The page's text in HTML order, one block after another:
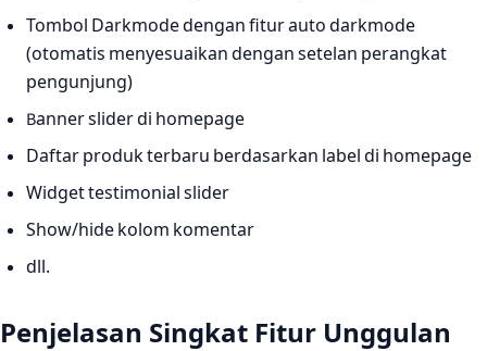
Tombol Darkmode dengan fitur auto darkmode
(otomatis menyesuaikan dengan setelan perangkat
pengunjung)
Banner slider di homepage
Daftar produk terbaru berdasarkan label di homepage
Widget testimonial slider
Show/hide kolom komentar
dll.
Penjelasan Singkat Fitur Unggulan